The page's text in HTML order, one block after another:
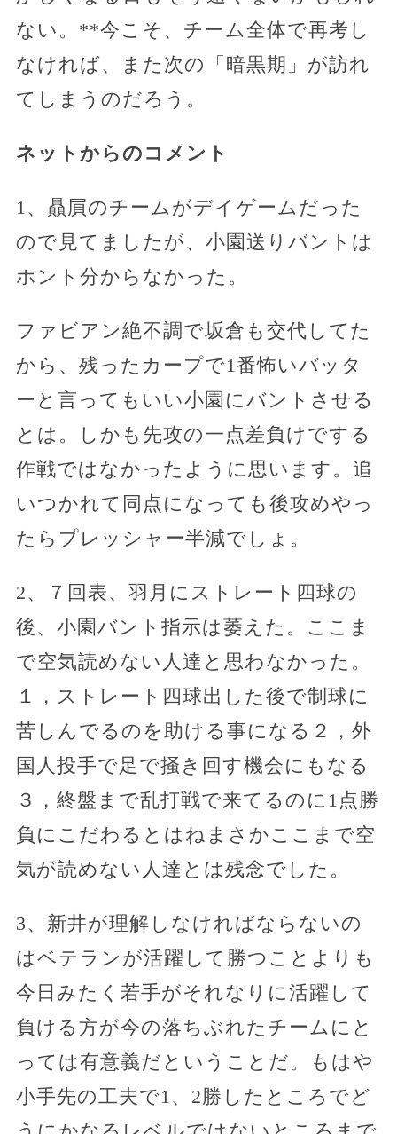
ない。**今こそ、チーム全体で再考し
なければ、また次の「暗黒期」が訪れ
てしまうのだろう。
ネットからのコメント
1、贔屓のチームがデイゲームだった
ので見てましたが、小園送りバントは
ホント分からなかった。
ファビアン絶不調で坂倉も交代してた
から、残ったカープで1番怖いバッタ
ーと言ってもいい小園にバントさせる
とは。しかも先攻の一点差負けでする
作戦ではなかったように思います。追
いつかれて同点になっても後攻めやっ
たらプレッシャー半減でしょ。
2、７回表、羽月にストレート四球の
後、小園バント指示は萎えた。ここま
で空気読めない人達と思わなかった。
１，ストレート四球出した後で制球に
苦しんでるのを助ける事になる２，外
国人投手で足で掻き回す機会にもなる
３，終盤まで乱打戦で来てるのに1点勝
負にこだわるとはねまさかここまで空
気が読めない人達とは残念でした。
3、新井が理解しなければならないの
はベテランが活躍して勝つことよりも
今日みたく若手がそれなりに活躍して
負ける方が今の落ちぶれたチームにと
っては有意義だということだ。もはや
小手先の工夫で1、2勝したところでど